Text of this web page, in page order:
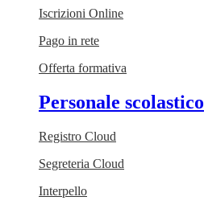
Iscrizioni Online
Pago in rete
Offerta formativa
Personale scolastico
Registro Cloud
Segreteria Cloud
Interpello